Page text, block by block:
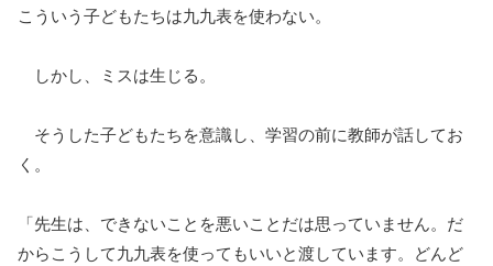
こういう子どもたちは九九表を使わない。
しかし、ミスは生じる。
そうした子どもたちを意識し、学習の前に教師が話してお
く。
「先生は、できないことを悪いことだは思っていません。だ
からこうして九九表を使ってもいいと渡しています。どんど